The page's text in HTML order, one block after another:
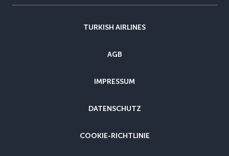
TURKISH AIRLINES
AGB
IMPRESSUM
DATENSCHUTZ
COOKIE-RICHTLINIE